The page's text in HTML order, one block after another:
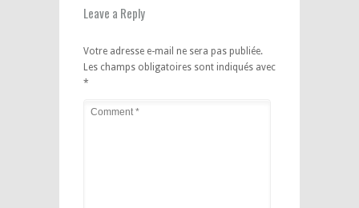
Leave a Reply
Votre adresse e-mail ne sera pas publiée.
Les champs obligatoires sont indiqués avec
*